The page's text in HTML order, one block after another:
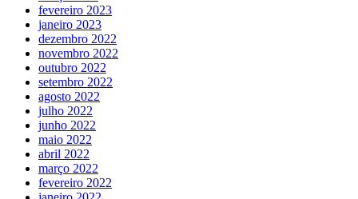
fevereiro 2023
janeiro 2023
dezembro 2022
novembro 2022
outubro 2022
setembro 2022
agosto 2022
julho 2022
junho 2022
maio 2022
abril 2022
março 2022
fevereiro 2022